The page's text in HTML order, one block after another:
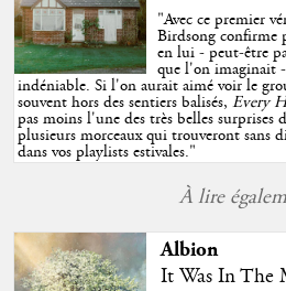
"Avec ce premier
Birdsong confirme
en lui - peut-être
que l'on imaginait -
indéniable. Si l'on aurait aimé voir le
souvent hors des sentiers balisés,Every
pas moins l'une des très belles surprises
plusieurs morceaux qui trouveront sans
dans vos playlists estivales."
À lire
Albion
It Was In The